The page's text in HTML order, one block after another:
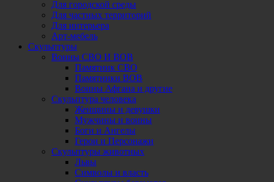
Для городской среды
Для частных территорий
Для интерьера
Арт-мебель
Скульптуры
Воины СВО И ВОВ
Памятник СВО
Памятники ВОВ
Воины Афгана и другие
Скульптура человека
Женщины и девушки
Мужчины и воины
Боги и Ангелы
Герои и Персонажи
Скульптуры животных
Львы
Символы и власть